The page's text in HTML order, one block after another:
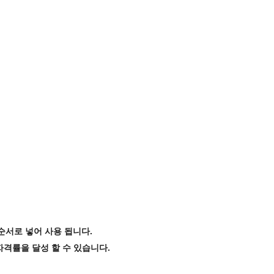
서로 넣어 사용 됩니다.
률을 달성 할 수 있습니다.